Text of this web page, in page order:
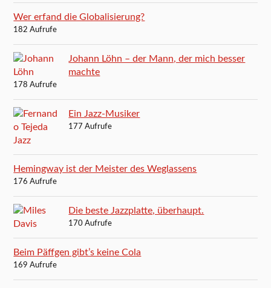
Wer erfand die Globalisierung?
182 Aufrufe
Johann Löhn – der Mann, der mich besser
machte
178 Aufrufe
Ein Jazz-Musiker
177 Aufrufe
Hemingway ist der Meister des Weglassens
176 Aufrufe
Die beste Jazzplatte, überhaupt.
170 Aufrufe
Beim Päffgen gibt’s keine Cola
169 Aufrufe